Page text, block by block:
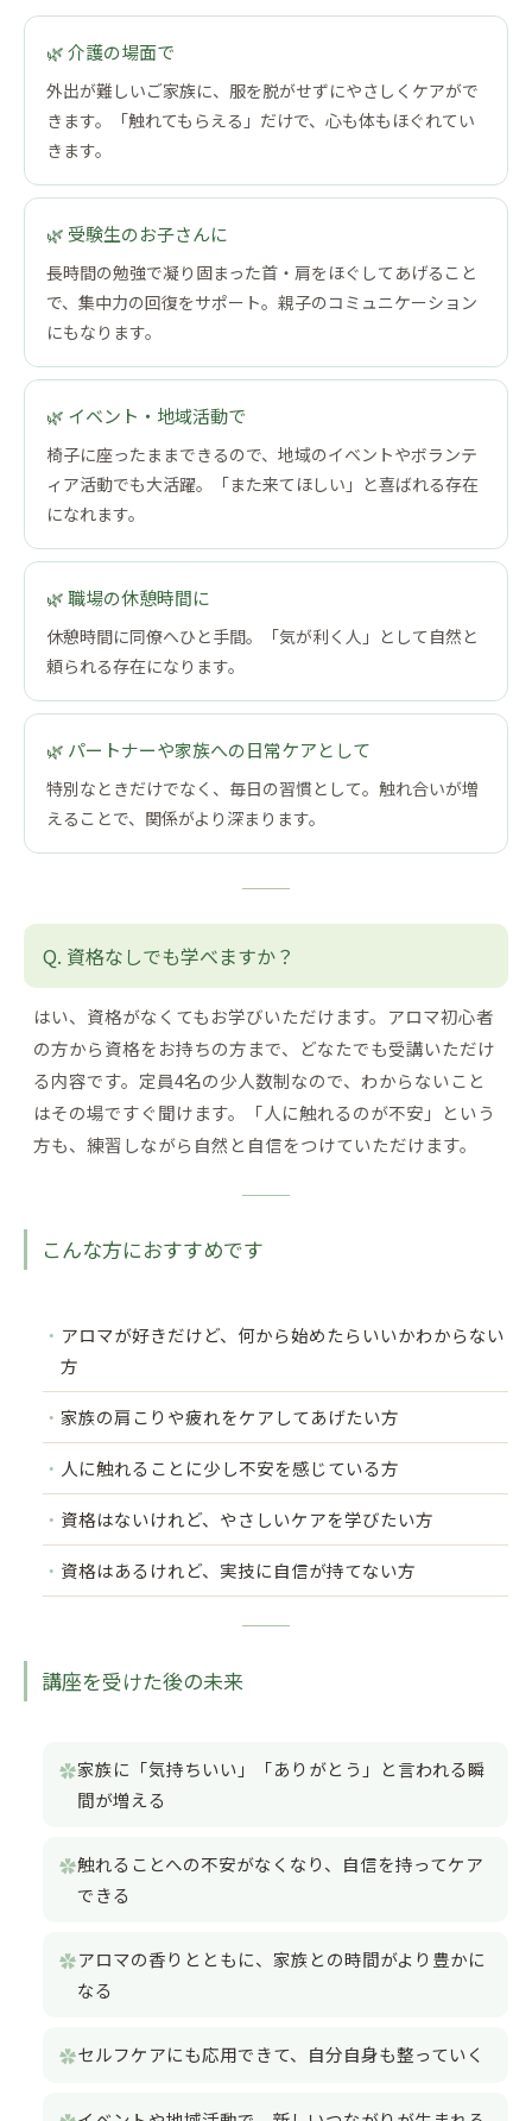
🌿 介護の場面で
外出が難しいご家族に、服を脱がせずにやさしくケアがで
きます。「触れてもらえる」だけで、心も体もほぐれてい
きます。
🌿 受験生のお子さんに
長時間の勉強で凝り固まった首・肩をほぐしてあげること
で、集中力の回復をサポート。親子のコミュニケーション
にもなります。
🌿 イベント・地域活動で
椅子に座ったままできるので、地域のイベントやボランテ
ィア活動でも大活躍。「また来てほしい」と喜ばれる存在
になれます。
🌿 職場の休憩時間に
休憩時間に同僚へひと手間。「気が利く人」として自然と
頼られる存在になります。
🌿 パートナーや家族への日常ケアとして
特別なときだけでなく、毎日の習慣として。触れ合いが増
えることで、関係がより深まります。
資格なしでも学べますか？
はい、資格がなくてもお学びいただけます。アロマ初心者
の方から資格をお持ちの方まで、どなたでも受講いただけ
る内容です。定員4名の少人数制なので、わからないこと
はその場ですぐ聞けます。「人に触れるのが不安」という
方も、練習しながら自然と自信をつけていただけます。
こんな方におすすめです
アロマが好きだけど、何から始めたらいいかわからない
方
家族の肩こりや疲れをケアしてあげたい方
人に触れることに少し不安を感じている方
資格はないけれど、やさしいケアを学びたい方
資格はあるけれど、実技に自信が持てない方
講座を受けた後の未来
家族に「気持ちいい」「ありがとう」と言われる瞬
間が増える
触れることへの不安がなくなり、自信を持ってケア
できる
アロマの香りとともに、家族との時間がより豊かに
なる
セルフケアにも応用できて、自分自身も整っていく